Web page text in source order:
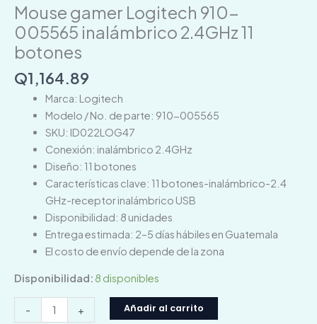
Mouse gamer Logitech 910-
005565 inalámbrico 2.4GHz 11
botones
Q1,164.89
Marca: Logitech
Modelo / No. de parte: 910-005565
SKU: ID022LOG47
Conexión: inalámbrico 2.4GHz
Diseño: 11 botones
Características clave: 11 botones-inalámbrico-2.4
GHz-receptor inalámbrico USB
Disponibilidad: 8 unidades
Entrega estimada: 2–5 días hábiles en Guatemala
El costo de envío depende de la zona
Disponibilidad: 8 disponibles
-
2.4GHz
11
botones
+ Añadir al carrito